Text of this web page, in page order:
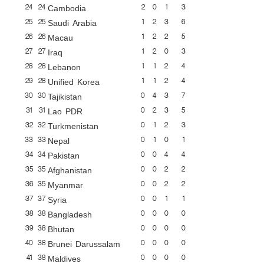
24
24 Cambodia 2 0 1
3
25
25 Saudi Arabia 1 2 3
6
26
26 Macau 1 2 2
5
27
27 Iraq 1 2 0
3
28
28 Lebanon 1 1 2
4
29
28 Unified Korea 1 1 2
4
30 30 Tajikistan 0 4 3
7
31
31 Lao PDR 0 2 3
5
32
32 Turkmenistan 0 1 2
3
33 33 Nepal 0 1 0
1
34
34 Pakistan 0 0 4
4
35
35 Afghanistan 0 0 2
2
36
35 Myanmar 0 0 2
2
37
37 Syria 0 0 1
1
38
38 Bangladesh 0 0 0
0
39
38 Bhutan 0 0 0
0
40
38 Brunei Darussalam 0 0 0
0
41
38 Maldives 0 0 0 0